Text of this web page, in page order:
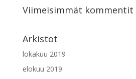
l
e
l
Viimeisimmät kommentit
Arkistot
lokakuu 2019
elokuu 2019